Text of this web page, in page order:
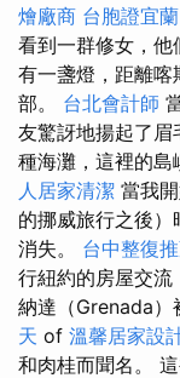
燴廠商 台胞證宜蘭
看到一群修女，他
有一盞燈，距離
部。 台北會計師
友驚訝地揚起了眉
種海灘，這裡的島
人居家清潔 當我
的挪威旅行之後
消失。 台中整復
行紐約的房屋交流
納達（Grenada）
天 of 溫馨居家設
和肉桂而聞名。